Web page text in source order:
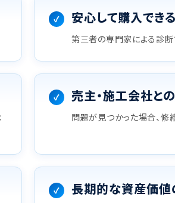
安心して購入できる
第三者の専門家による診断
売主・施工会社と
問題が見つかった場合、修
長期的な資産価値